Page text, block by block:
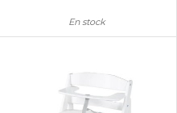
En stock